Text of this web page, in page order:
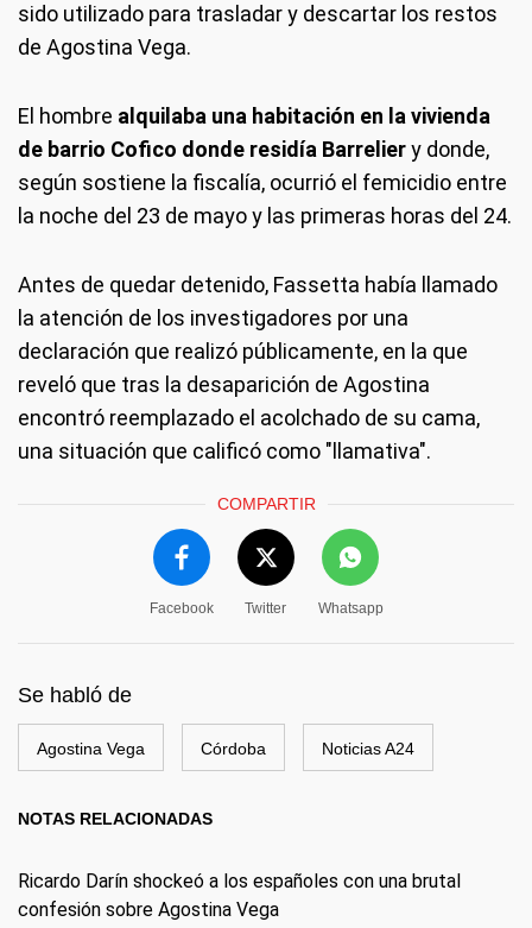
sido utilizado para trasladar y descartar los restos
de Agostina Vega.
El hombre alquilaba una habitación en la vivienda
de barrio Cofico donde residía Barreliery donde,
según sostiene la fiscalía, ocurrió el femicidio entre
la noche del 23 de mayo y las primeras horas del 24.
Antes de quedar detenido, Fassetta había llamado
la atención de los investigadores por una
declaración que realizó públicamente, en la que
reveló que tras la desaparición de Agostina
encontró reemplazado el acolchado de su cama,
una situación que calificó como "llamativa".
COMPARTIR
Facebook Twitter Whatsapp
Se habló de
Agostina Vega Córdoba Noticias A24
NOTAS RELACIONADAS
Ricardo Darín shockeó a los españoles con una brutal
confesión sobre Agostina Vega